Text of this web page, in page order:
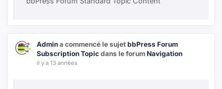
Admina commencé le sujetbbPress Forum
Subscription Topicdans le forumNavigation
il y a 13 années